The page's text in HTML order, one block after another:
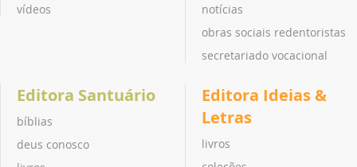
vídeos
notícias
obras sociais redentoristas
secretariado vocacional
Editora Santuário
bíblias
deus conosco
Editora Ideias &
Letras
livros